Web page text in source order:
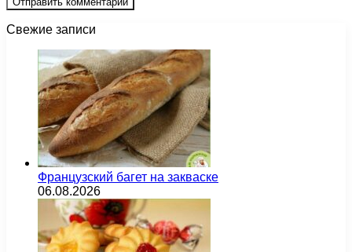
Свежие записи
Французский багет на закваске
06.08.2026